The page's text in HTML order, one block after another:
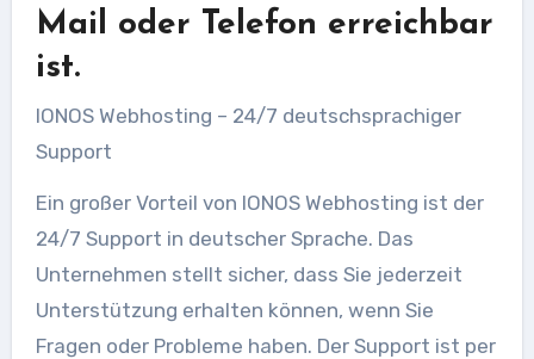
Mail oder Telefon erreichbar
ist.
IONOS Webhosting – 24/7 deutschsprachiger
Support
Ein großer Vorteil von IONOS Webhosting ist der
24/7 Support in deutscher Sprache. Das
Unternehmen stellt sicher, dass Sie jederzeit
Unterstützung erhalten können, wenn Sie
Fragen oder Probleme haben. Der Support ist per